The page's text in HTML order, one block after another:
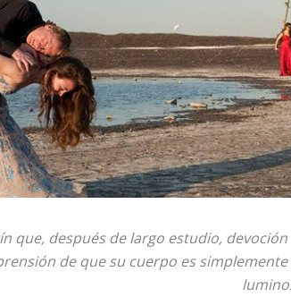
que, después de largo estudio,
de que su cuerpo es